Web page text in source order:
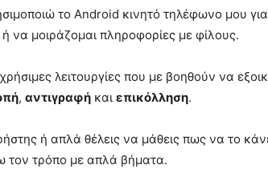
το Android κινητό τηλέφωνο μου
να μοιράζομαι πληροφορίες με φίλους.
λειτουργίες που με βοηθούν να
, αντιγραφή και επικόλληση.
ή απλά θέλεις να μάθεις πως να το
τον τρόπο με απλά βήματα.